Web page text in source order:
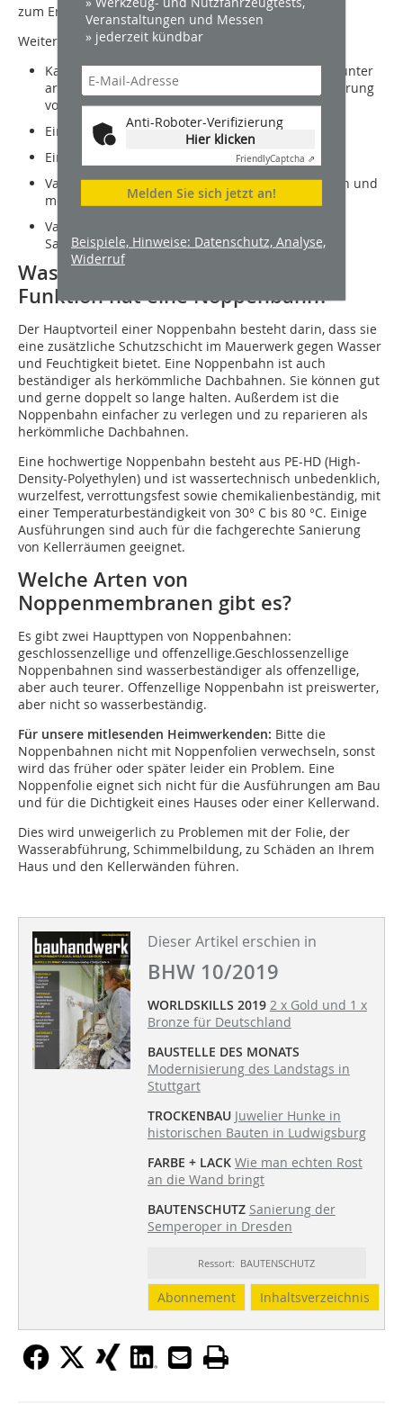
zum Erdreich, bspw. bei einer Perimeterdämmung.
Weitere Vorteile sind:
Kann Funktion einer Sauberkeitsschicht erfüllen unter
armierten Sohlplatten, mit dem Vorteil der Einsparung
von Erdaushub.
Einsparung von Verarbeitungskosten.
Einsparung von Gerätekosten und Projektkosten.
Varianten als Schutz vor thermischen, chemischen und
mechanischen Einwirkungen sind verfügbar.
Varianten mit Putzträgergewebe können auch zur
Sanierung von Innenräumen verwendet werden.
Was sind die Vorteile und welche
Funktion hat eine Noppenbahn?
Der Hauptvorteil einer Noppenbahn besteht darin, dass sie
eine zusätzliche Schutzschicht im Mauerwerk gegen Wasser
und Feuchtigkeit bietet. Eine Noppenbahn ist auch
beständiger als herkömmliche Dachbahnen. Sie können gut
und gerne doppelt so lange halten. Außerdem ist die
Noppenbahn einfacher zu verlegen und zu reparieren als
herkömmliche Dachbahnen.
Eine hochwertige Noppenbahn besteht aus PE-HD (High-
Density-Polyethylen) und ist wassertechnisch unbedenklich,
wurzelfest, verrottungsfest sowie chemikalienbeständig, mit
einer Temperaturbeständigkeit von 30° C bis 80 °C. Einige
Ausführungen sind auch für die fachgerechte Sanierung
von Kellerräumen geeignet.
Welche Arten von
Noppenmembranen gibt es?
Es gibt zwei Haupttypen von Noppenbahnen:
geschlossenzellige und offenzellige.Geschlossenzellige
Noppenbahnen sind wasserbeständiger als offenzellige,
aber auch teurer. Offenzellige Noppenbahn ist preiswerter,
aber nicht so wasserbeständig.
Für unsere mitlesenden Heimwerkenden: Bitte die
Noppenbahnen nicht mit Noppenfolien verwechseln, sonst
wird das früher oder später leider ein Problem. Eine
Noppenfolie eignet sich nicht für die Ausführungen am Bau
und für die Dichtigkeit eines Hauses oder einer Kellerwand.
Dies wird unweigerlich zu Problemen mit der Folie, der
Wasserabführung, Schimmelbildung, zu Schäden an Ihrem
Haus und den Kellerwänden führen.
Dieser Artikel erschien in
BHW 10/2019
WORLDSKILLS 2019 2 x Gold und 1 x
Bronze für Deutschland
BAUSTELLE DES MONATS
Modernisierung des Landstags in
Stuttgart
TROCKENBAU Juwelier Hunke in
historischen Bauten in Ludwigsburg
FARBE + LACK Wie man echten Rost
an die Wand bringt
BAUTENSCHUTZ Sanierung der
Semperoper in Dresden
Ressort: BAUTENSCHUTZ
Abonnement Inhaltsverzeichnis
Veranstaltungen und Messen
» jederzeit kündbar
Anti-Roboter-Verifizierung
Hier klicken
FriendlyCaptcha ⇗
Melden Sie sich jetzt an!
Beispiele, Hinweise: Datenschutz, Analyse,
Widerruf